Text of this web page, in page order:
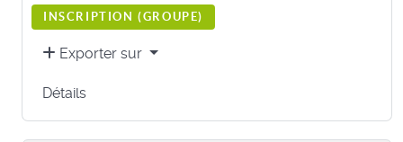
INSCRIPTION (GROUPE)
Exporter sur
Détails